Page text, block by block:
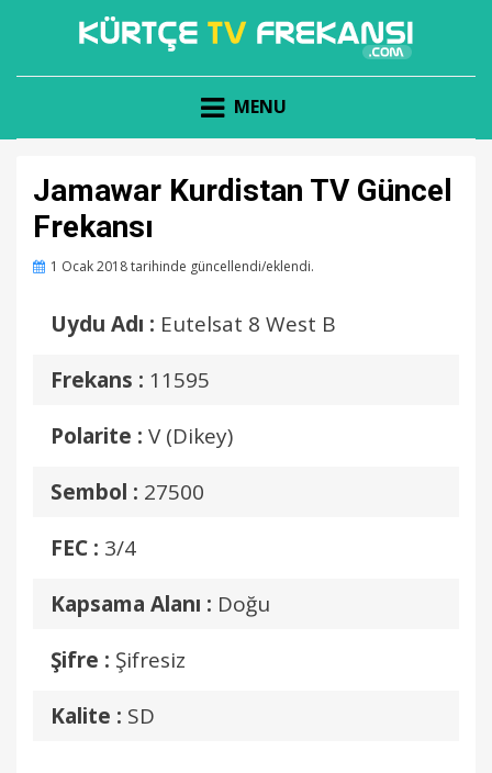
KÜRTÇE TV FREKANSI
MENU
Jamawar Kurdistan TV Güncel
Frekansı
Posted
1 Ocak 2018tarihinde güncellendi/eklendi.
Uydu Adı : Eutelsat 8 West B
Frekans : 11595
Polarite : V (Dikey)
Sembol : 27500
FEC : 3/4
Kapsama Alanı : Doğu
Şifre : Şifresiz
Kalite : SD